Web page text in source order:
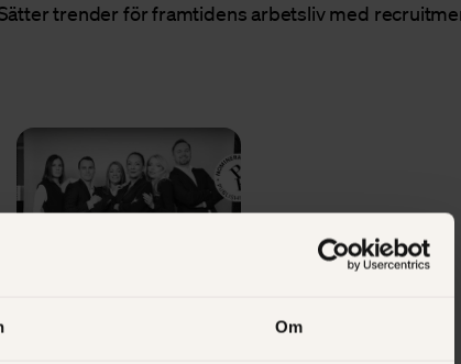
Om
trender för framtidens arbetsliv med
& BEMANNING